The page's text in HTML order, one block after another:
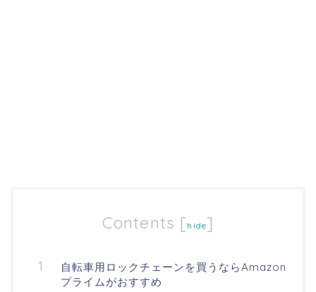
Contents [ hide]
自転車用ロックチェーンを買うならAmazon
プライムがおすすめ